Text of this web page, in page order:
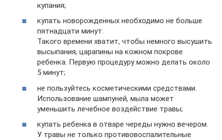
купания;
купать новорожденных необходимо не больше
пятнадцати минут.
Такого времени хватит, чтобы немного высушить
высыпания, царапины на кожном покрове
ребенка. Первую процедуру можно делать около
5 минут;
не пользуйтесь косметическими средствами.
Использование шампуней, мыла может
уменьшить лечебное воздействие травы;
купать ребенка в отваре череды нужно вечером.
У травы не только противовоспалительные